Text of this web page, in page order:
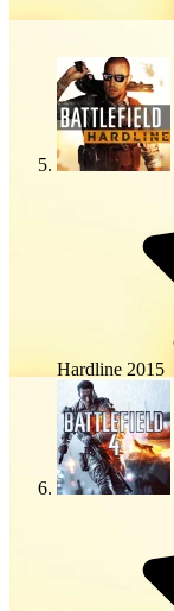
Hardline 2015